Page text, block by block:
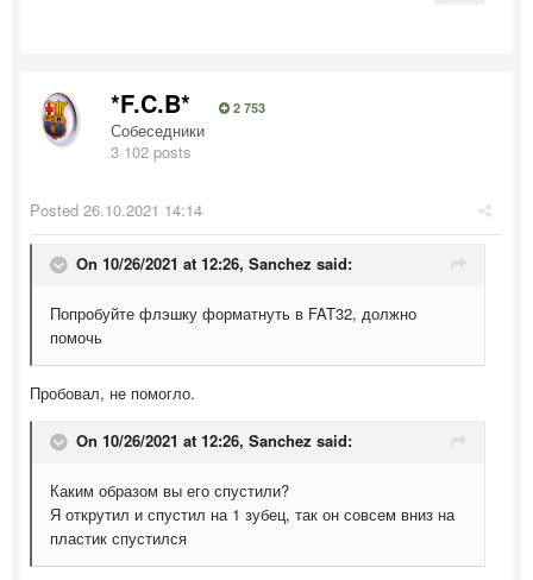
*F.C.B* 2 753
Собеседники
3 102 posts
Posted 26.10.2021 14:14
On 10/26/2021 at 12:26, Sanchez said:
Попробуйте флэшку форматнуть в FAT32, должно
помочь
Пробовал, не помогло.
On 10/26/2021 at 12:26, Sanchez said:
Каким образом вы его спустили?
Я открутил и спустил на 1 зубец, так он совсем вниз на
пластик спустился